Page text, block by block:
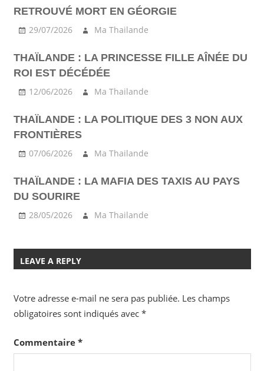
RETROUVÉ MORT EN GÉORGIE
29/07/2026 Ma Thailande
THAÏLANDE : LA PRINCESSE FILLE AÎNÉE DU
ROI EST DÉCÉDÉE
12/06/2026 Ma Thailande
THAÏLANDE : LA POLITIQUE DES 3 NON AUX
FRONTIÈRES
07/06/2026 Ma Thailande
THAÏLANDE : LA MAFIA DES TAXIS AU PAYS
DU SOURIRE
28/05/2026 Ma Thailande
LEAVE A REPLY
Votre adresse e-mail ne sera pas publiée. Les champs
obligatoires sont indiqués avec *
Commentaire *